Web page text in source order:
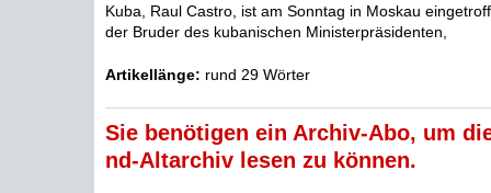
Kuba, Raul Castro, ist am Sonntag in Moskau
der Bruder des kubanischen Ministerpräsidenten,
Artikellänge: rund 29 Wörter
Sie benötigen ein Archiv-Abo, um
nd-Altarchiv lesen zu können.